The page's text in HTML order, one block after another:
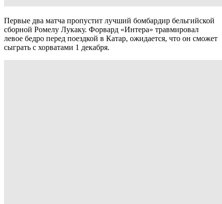
Первые два матча пропустит лучший бомбардир бельгийской
сборной Ромелу Лукаку. Форвард «Интера» травмировал
левое бедро перед поездкой в Катар, ожидается, что он сможет
сыграть с хорватами 1 декабря.